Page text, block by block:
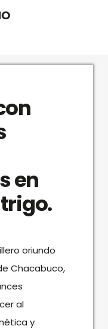
en
oriundo
Chacabuco,
al
y